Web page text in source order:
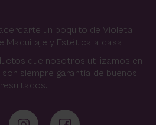
un poquito de Violeta
Maquillaje y Estética a casa.
que nosotros utilizamos en
siempre garantía de buenos
resultados.